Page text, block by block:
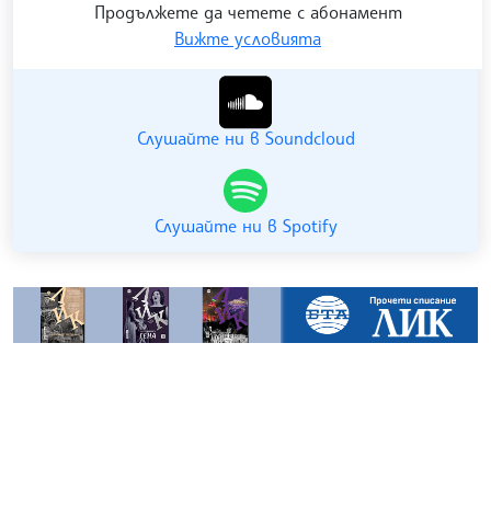
Продължете да четете с абонамент
Вижте условията
Гледайте ни в YouTube
Слушайте ни в Soundcloud
Слушайте ни в Spotify